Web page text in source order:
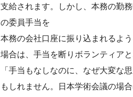
支給されます。しかし、本務の勤
の委員手当を
本務の会社口座に振り込まれるよ
場合は、手当を断りボランティアと
「手当もなしなのに、なぜ大変な
もしれません。日本学術会議の場